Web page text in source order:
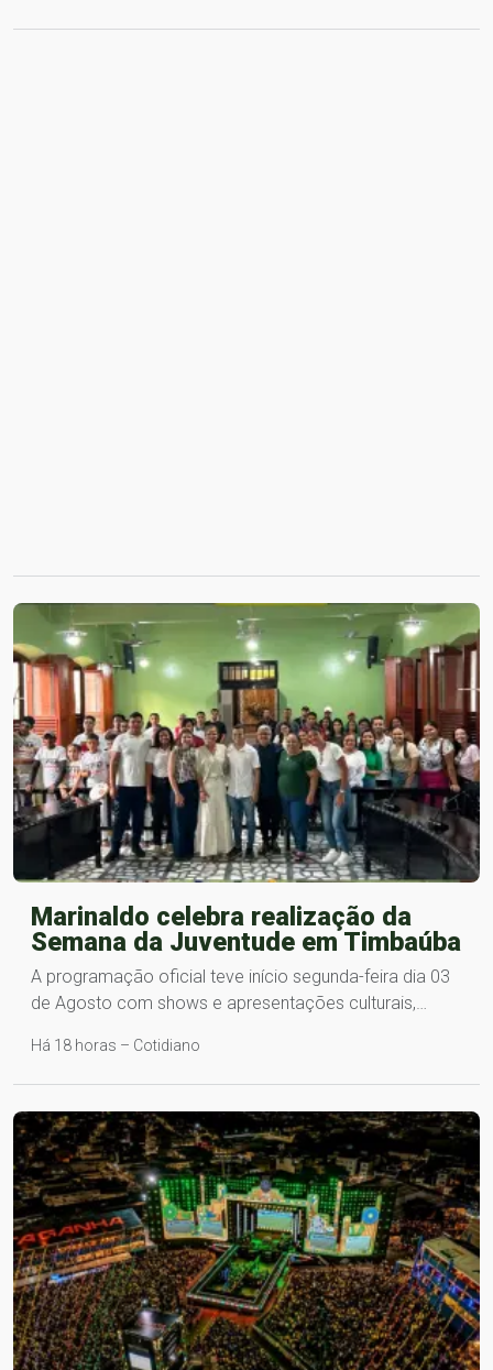
Marinaldo celebra realização da
Semana da Juventude em Timbaúba
A programação oficial teve início segunda-feira dia 03
de Agosto com shows e apresentações culturais,…
Há 18 horas – Cotidiano